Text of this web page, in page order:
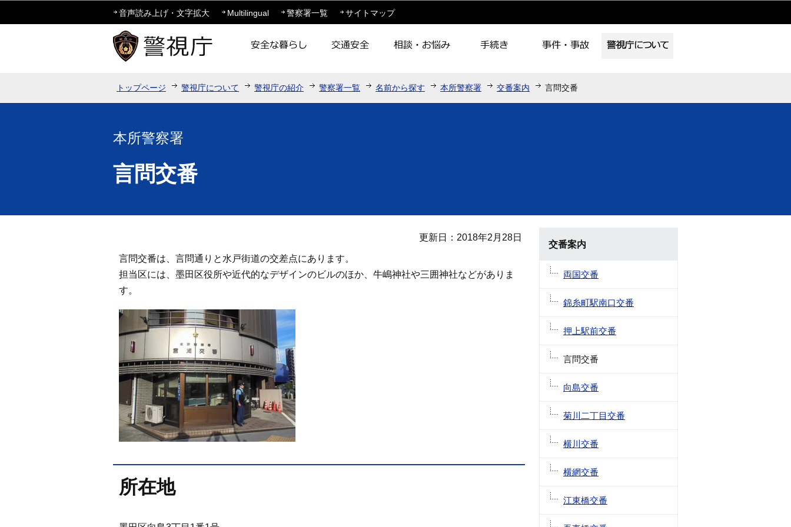
このページの本文へ移動
音声読み上げ・文字拡大 Multilingual 警察署一覧 サイトマップ
トップページ 警視庁について 警視庁の紹介 警察署一覧 名前から探す 本所警察署 交番案内 言問交番
本所警察署
言問交番
更新日：2018年2月28日
言問交番は、言問通りと水戸街道の交差点にあります。
担当区には、墨田区役所や近代的なデザインのビルのほか、牛嶋神社や三囲神社などがありま
す。
所在地
交番案内
両国交番
錦糸町駅南口交番
押上駅前交番
言問交番
向島交番
菊川二丁目交番
横川交番
横網交番
江東橋交番